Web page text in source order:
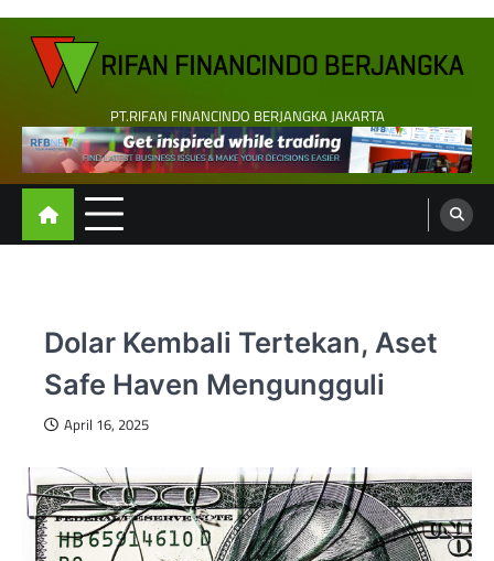
Skip
content
PT.RIFAN FINANCINDO BERJANGKA JAKARTA
Dolar Kembali Tertekan, Aset
Safe Haven Mengungguli
April 16, 2025